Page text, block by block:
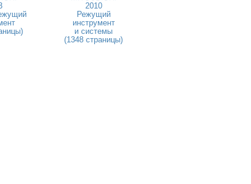
2010
Режущий
инструмент
и системы
(1348 страницы)